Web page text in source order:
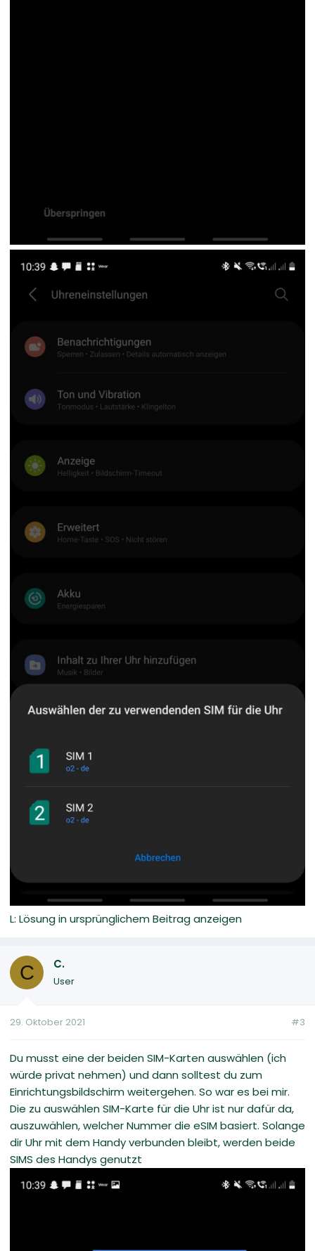
L: Lösung in ursprünglichem Beitrag anzeigen
C C.
User
29. Oktober 2021 #3
Du musst eine der beiden SIM-Karten auswählen (ich
würde privat nehmen) und dann solltest du zum
Einrichtungsbildschirm weitergehen. So war es bei mir.
Die zu auswählen SIM-Karte für die Uhr ist nur dafür da,
auszuwählen, welcher Nummer die eSIM basiert. Solange
dir Uhr mit dem Handy verbunden bleibt, werden beide
SIMS des Handys genutzt